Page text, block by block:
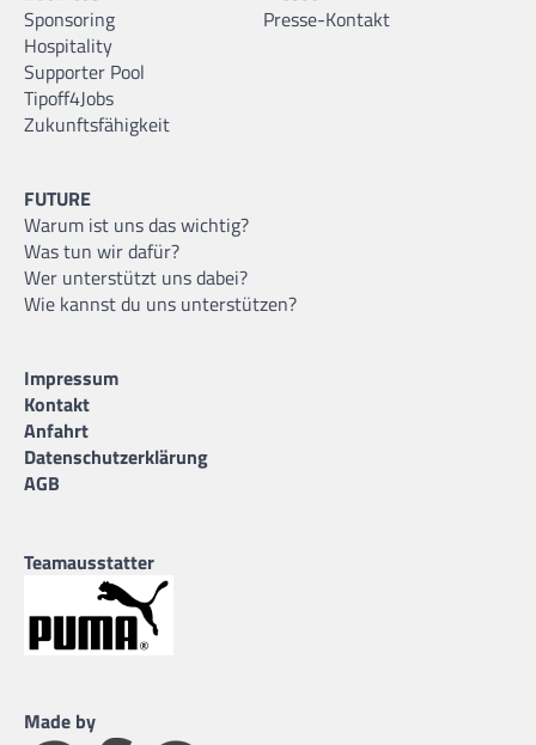
Sponsoring
Hospitality
Supporter Pool
Tipoff4Jobs
Zukunftsfähigkeit
Presse-Kontakt
FUTURE
Warum ist uns das wichtig?
Was tun wir dafür?
Wer unterstützt uns dabei?
Wie kannst du uns unterstützen?
Impressum
Kontakt
Anfahrt
Datenschutzerklärung
AGB
Teamausstatter
Made by